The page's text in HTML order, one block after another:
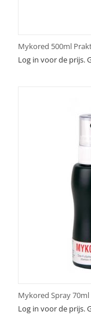
Mykored 500ml
Log in voor de prijs.
Mykored Spray 70ml
Log in voor de prijs.